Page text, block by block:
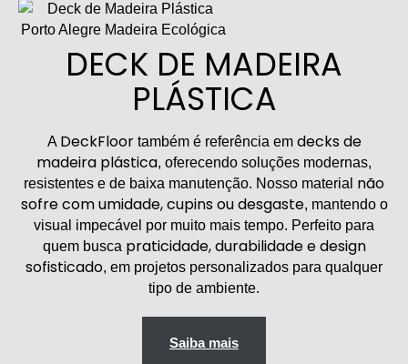
DECK DE MADEIRA
PLÁSTICA
A DeckFloortambém é referência em decks de
madeira plástica, oferecendo soluções modernas,
resistentes e de baixa manutenção. Nosso material não
sofre com umidade, cupins ou desgaste, mantendo o
visual impecável por muito mais tempo. Perfeito para
quem busca praticidade, durabilidade e design
sofisticado, em projetos personalizados para qualquer
tipo de ambiente.
Saiba mais